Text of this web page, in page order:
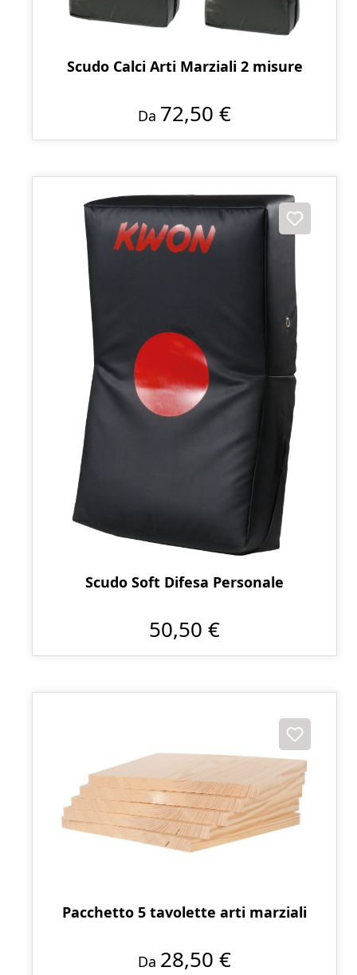
Scudo Calci Arti Marziali 2 misure
Da 72,50 €
Scudo Soft Difesa Personale
50,50 €
Pacchetto 5 tavolette arti marziali
Da 28,50 €